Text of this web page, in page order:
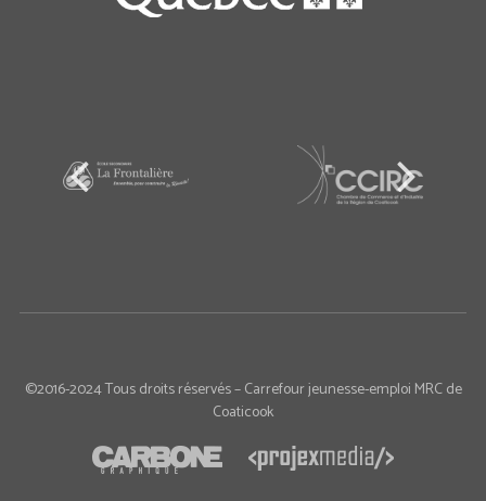
©2016-2024 Tous droits réservés – Carrefour jeunesse-emploi MRC de
Coaticook